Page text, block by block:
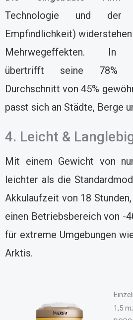
Technologie und der
Empfindlichkeit)
Mehrwegeffekten. In
übertrifft seine 78%
Durchschnitt von 45%
passt sich an Städte, Berge
4. Leicht &
Mit einem Gewicht von
leichter als die
Akkulaufzeit von 18
einen Betriebsbereich von
für extreme Umgebungen
Arktis.
1,5